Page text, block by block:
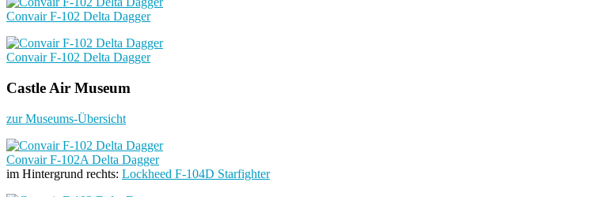
Convair F-102 Delta Dagger
Convair F-102 Delta Dagger
Castle Air Museum
zur Museums-Übersicht
Convair F-102A Delta Dagger
im Hintergrund rechts: Lockheed F-104D Starfighter